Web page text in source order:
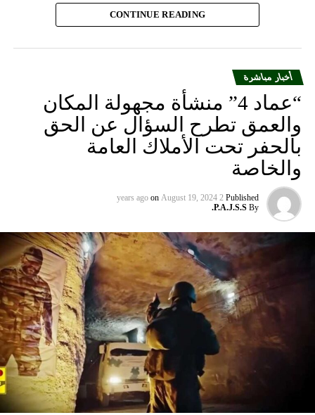
وجنودها وأصابت أهدافها بدقة وأوقعت فيهم عدداً من القتلى
CONTINUE READING
أخبار مباشرة
“عماد 4” منشأة مجهولة المكان
والعمق تطرح السؤال عن الحق
بالحفر تحت الأملاك العامة
والخاصة
Published
2 years ago
on August 19, 2024
By
P.A.J.S.S.